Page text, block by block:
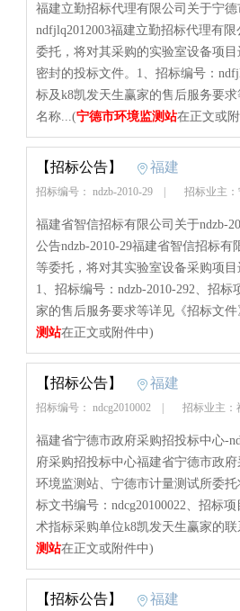
福建立勤招标代理有限公司关于宁
ndfjlq2012003福建立勤招标代理有
委托，将对其采购的实验室设备项
密封的投标文件。1、招标编号：
标及k8凯发天生赢家的售后服务要
名称...(宁德市环境监测站在正文或
【招标公告】 福建
招标编号： ndzb-2010-29 招标业主
福建省智信招标有限公司关于ndzb-
公告ndzb-2010-29福建省智信招标
等委托，将对其实验室设备采购项
1、招标编号：ndzb-2010-292、招
家的售后服务要求等详见《招标文
测站在正文或附件中)
【招标公告】 福建
招标编号： ndcg2010002 招标业主
福建省宁德市政府采购招投标中心-
府采购招投标中心福建省宁德市政
环境监测站、宁德市计量测试所委
标文书编号：ndcg20100022、招标
术指标采购单位k8凯发天生赢家的
测站在正文或附件中)
【招标公告】 福建